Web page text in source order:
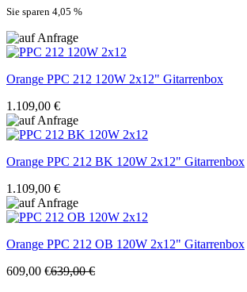
Sie sparen 4,05 %
Orange PPC 212 120W 2x12" Gitarrenbox
1.109,00 €
Orange PPC 212 BK 120W 2x12" Gitarrenbox
1.109,00 €
Orange PPC 212 OB 120W 2x12" Gitarrenbox
609,00 €639,00 €